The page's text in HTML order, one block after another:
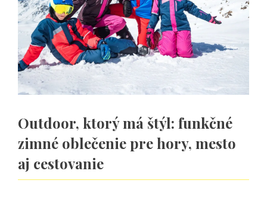
Outdoor, ktorý má štýl: funkčné
zimné oblečenie pre hory, mesto
aj cestovanie